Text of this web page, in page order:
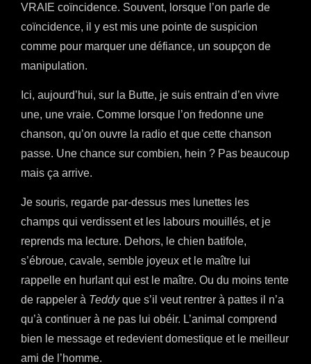
VRAIE coïncidence. Souvent, lorsque l’on parle de
coïncidence, il y est mis une pointe de suspicion
comme pour marquer une défiance, un soupçon de
manipulation.
Ici, aujourd’hui, sur la Butte, je suis entrain d’en vivre
une, une vraie. Comme lorsque l’on fredonne une
chanson, qu’on ouvre la radio et que cette chanson
passe. Une chance sur combien, hein ? Pas beaucoup
mais ça arrive.
Je souris, regarde par-dessus mes lunettes les
champs qui verdissent et les labours mouillés, et je
reprends ma lecture. Dehors, le chien batifole,
s’ébroue, cavale, semble joyeux et le maître lui
rappelle en hurlant qui est le maître. Ou du moins tente
de rappeler à Teddyque s’il veut rentrer à pattes il n’a
qu’à continuer à ne pas lui obéir. L’animal comprend
bien le message et redevient domestique et le meilleur
ami de l’homme.